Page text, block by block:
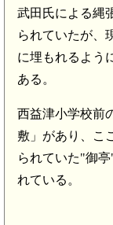
武田氏による縄
られていたが、
に埋もれるよう
ある。
西益津小学校前
敷」があり、こ
られていた"御
れている。